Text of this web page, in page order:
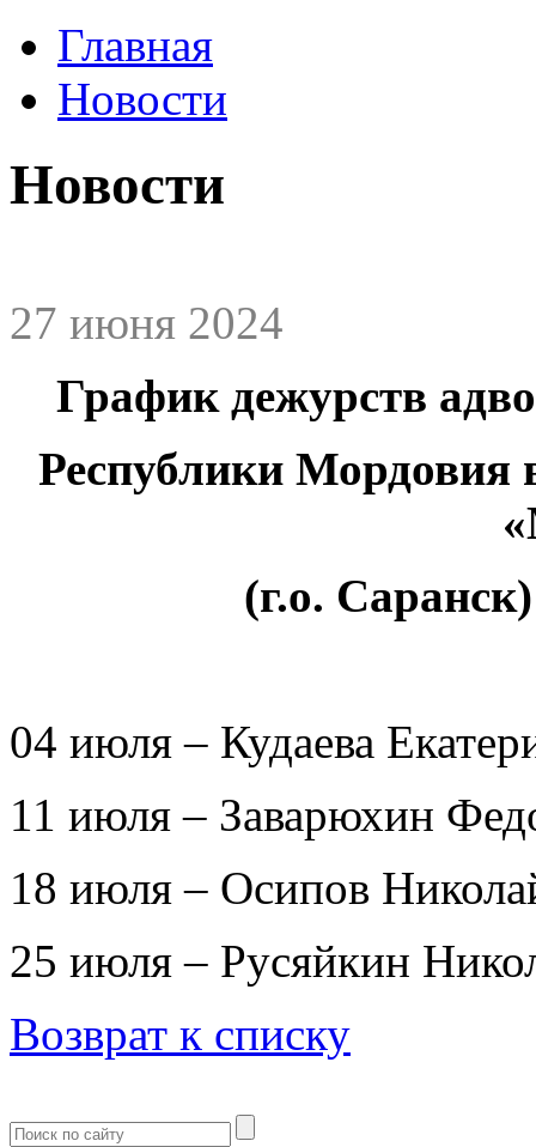
Главная
Новости
Новости
27 июня 2024
График дежурств
Республики
(г.о.
04 июля – Кудаева
11 июля – Заварюхин
18 июля – Осипов
25 июля – Русяйкин
Возврат к списку